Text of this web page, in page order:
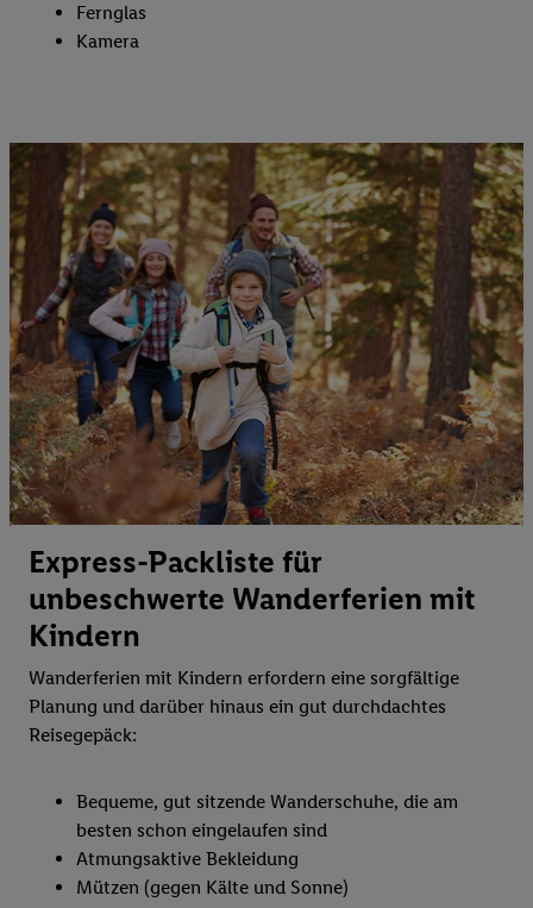
Fernglas
Kamera
Express-Packliste für
unbeschwerte Wanderferien mit
Kindern
Wanderferien mit Kindern erfordern eine sorgfältige
Planung und darüber hinaus ein gut durchdachtes
Reisegepäck:
Bequeme, gut sitzende Wanderschuhe, die am
besten schon eingelaufen sind
Atmungsaktive Bekleidung
Mützen (gegen Kälte und Sonne)